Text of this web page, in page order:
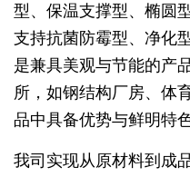
型、保温支撑型、椭圆
支持抗菌防霉型、净化
是兼具美观与节能的产
所，如钢结构厂房、体
品中具备优势与鲜明特色
我司实现从原材料到成